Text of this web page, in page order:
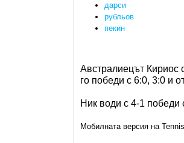
дарси
рубльов
пекин
Австралиецът Кириос
го победи с 6:0, 3:0 и
Ник води с 4-1
Мобилната версия на